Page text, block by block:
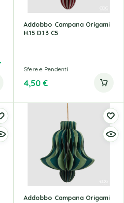
Addobbo Campana Origami
H.15 D.13 C5
Sfere e Pendenti
4,50€
Addobbo Campana Origami